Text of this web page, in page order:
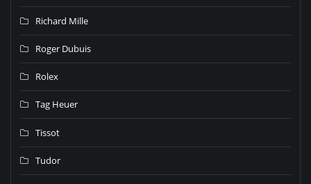
Richard Mille
Roger Dubuis
Rolex
Tag Heuer
Tissot
Tudor